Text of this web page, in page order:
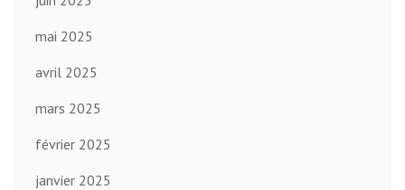
mai 2025
avril 2025
mars 2025
février 2025
janvier 2025